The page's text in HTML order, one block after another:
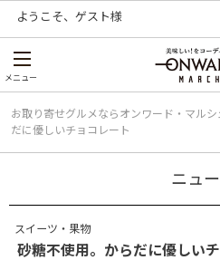
ようこそ、 ゲスト様
メニュー
お取り寄せグルメならオンワード・マルシ
だに優しいチョコレート
ニュ
スイーツ・果物
砂糖不使用。からだに優しい